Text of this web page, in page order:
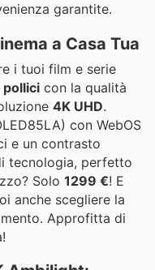
garantite.
a Casa Tua
i tuoi film e serie
pollici con la qualità
4K UHD.
con WebOS
e un contrasto
tecnologia, perfetto
Solo 1299 €! E
anche scegliere la
Approfitta di